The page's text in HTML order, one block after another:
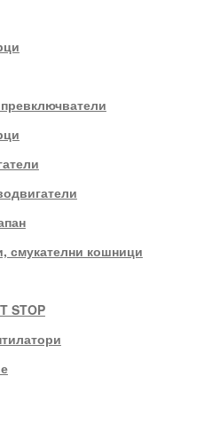
смукателни кошници
STOP